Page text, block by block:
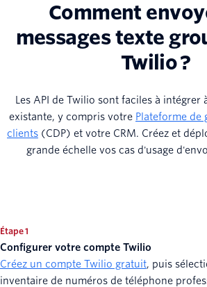
Comment
messages texte
Twilio ?
Les API de Twilio sont faciles à intégrer
existante, y compris votre Plateforme de
clients (CDP) et votre CRM. Créez et
grande échelle vos cas d'usage
Étape 1
Configurer votre compte Twilio
Créez un compte Twilio gratuit, puis
inventaire de numéros de téléphone